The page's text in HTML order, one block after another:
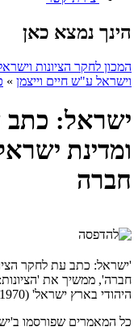
הינך נמצא כאן
המכון לחקר הציונות
וישראל ע"ש חיים וייצמן »
ישראל: כתב
ומדינת
חברה
'ישראל: כתב עת לחקר
חברה', ממשיך את
היהודי בארץ ישראל' (2001-1970).
כל המאמרים שפורסמו